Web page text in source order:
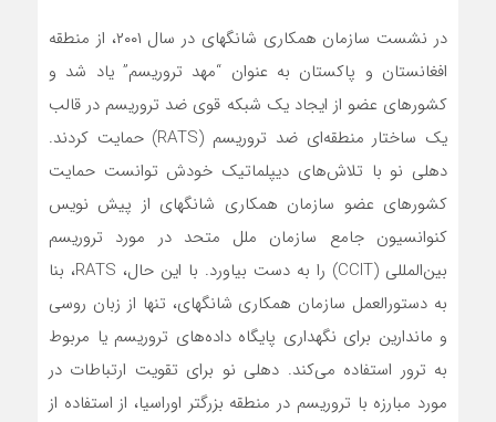
در نشست سازمان همکاری شانگهای در سال ۲۰۰۱، از منطقه
افغانستان و پاکستان به عنوان “مهد تروریسم” یاد شد و
کشورهای عضو از ایجاد یک شبکه قوی ضد تروریسم در قالب
یک ساختار منطقه‌ای ضد تروریسم (RATS) حمایت کردند.
دهلی نو با تلاش‌های دیپلماتیک خودش توانست حمایت
کشورهای عضو سازمان همکاری شانگهای از پیش نویس
کنوانسیون جامع سازمان ملل متحد در مورد تروریسم
بین‌المللی (CCIT) را به دست بیاورد. با این حال، RATS، بنا
به دستورالعمل سازمان همکاری شانگهای، تنها از زبان روسی
و ماندارین برای نگهداری پایگاه داده‌های تروریسم یا مربوط
به ترور استفاده می‌کند. دهلی نو برای تقویت ارتباطات در
مورد مبارزه با تروریسم در منطقه بزرگتر اوراسیا، از استفاده از